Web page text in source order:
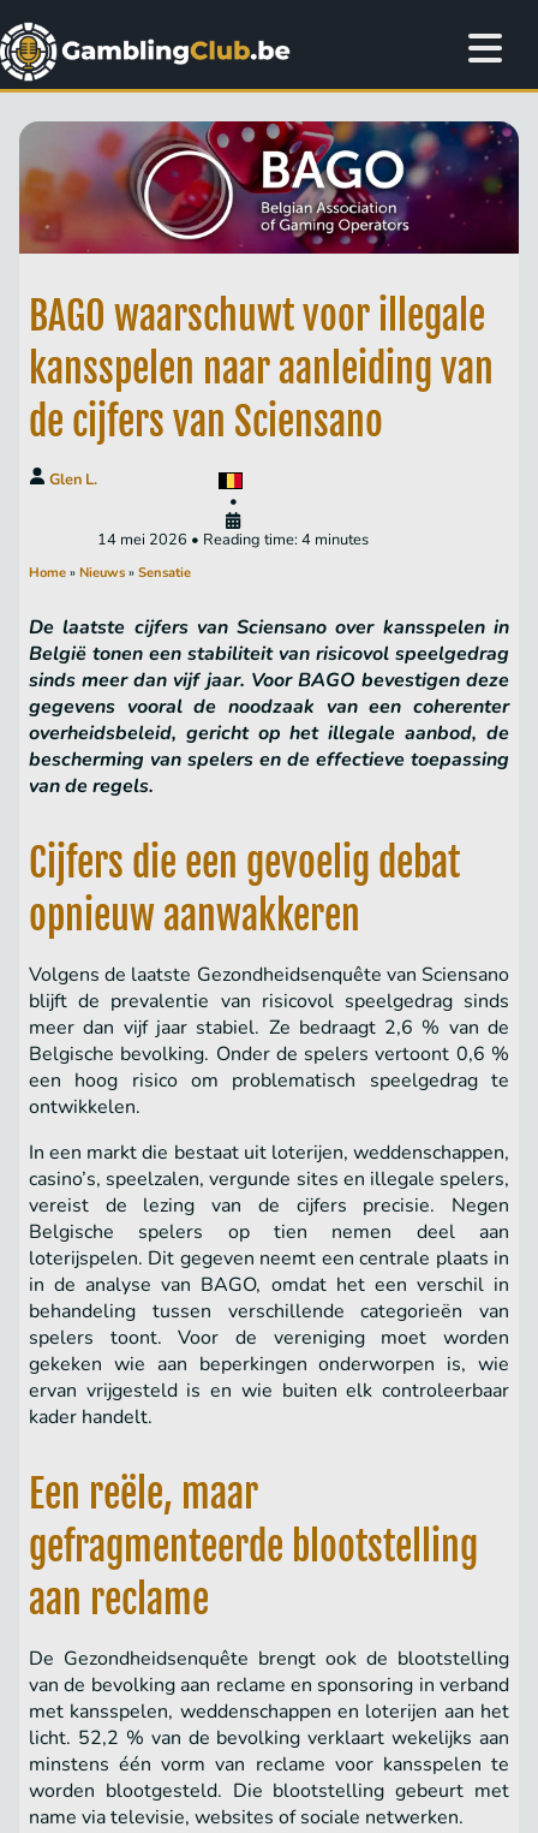
BAGO waarschuwt voor illegale
kansspelen naar aanleiding van
de cijfers van Sciensano
Glen L.
•
14 mei 2026 • Reading time: 4 minutes
Home » Nieuws » Sensatie
De laatste cijfers van Sciensano over kansspelen in
België tonen een stabiliteit van risicovol speelgedrag
sinds meer dan vijf jaar. Voor BAGO bevestigen deze
gegevens vooral de noodzaak van een coherenter
overheidsbeleid, gericht op het illegale aanbod, de
bescherming van spelers en de effectieve toepassing
van de regels.
Cijfers die een gevoelig debat
opnieuw aanwakkeren
Volgens de laatste Gezondheidsenquête van Sciensano
blijft de prevalentie van risicovol speelgedrag sinds
meer dan vijf jaar stabiel. Ze bedraagt 2,6 % van de
Belgische bevolking. Onder de spelers vertoont 0,6 %
een hoog risico om problematisch speelgedrag te
ontwikkelen.
In een markt die bestaat uit loterijen, weddenschappen,
casino’s, speelzalen, vergunde sites en illegale spelers,
vereist de lezing van de cijfers precisie. Negen
Belgische spelers op tien nemen deel aan
loterijspelen. Dit gegeven neemt een centrale plaats in
in de analyse van BAGO, omdat het een verschil in
behandeling tussen verschillende categorieën van
spelers toont. Voor de vereniging moet worden
gekeken wie aan beperkingen onderworpen is, wie
ervan vrijgesteld is en wie buiten elk controleerbaar
kader handelt.
Een reële, maar
gefragmenteerde blootstelling
aan reclame
De Gezondheidsenquête brengt ook de blootstelling
van de bevolking aan reclame en sponsoring in verband
met kansspelen, weddenschappen en loterijen aan het
licht. 52,2 % van de bevolking verklaart wekelijks aan
minstens één vorm van reclame voor kansspelen te
worden blootgesteld. Die blootstelling gebeurt met
name via televisie, websites of sociale netwerken.